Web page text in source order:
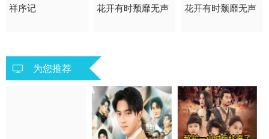
2026 / 中国大陆 / 汉语
祥序记
2024 / 泰国 / 泰语
花开有时颓靡无声
2024 / 泰国 / 泰语,汉语
花开有时颓靡无声
为您推荐